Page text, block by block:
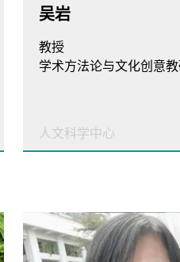
吴岩
教授
人文科学中心